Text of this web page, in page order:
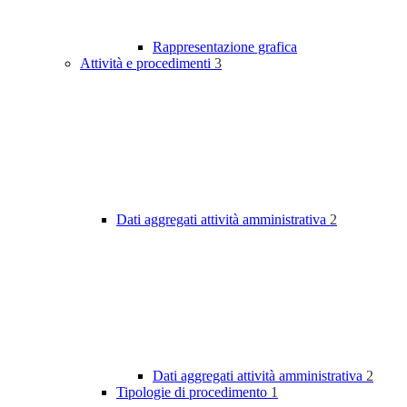
Rappresentazione grafica
Attività e procedimenti 3
Dati aggregati attività amministrativa 2
Dati aggregati attività amministrativa 2
Tipologie di procedimento 1